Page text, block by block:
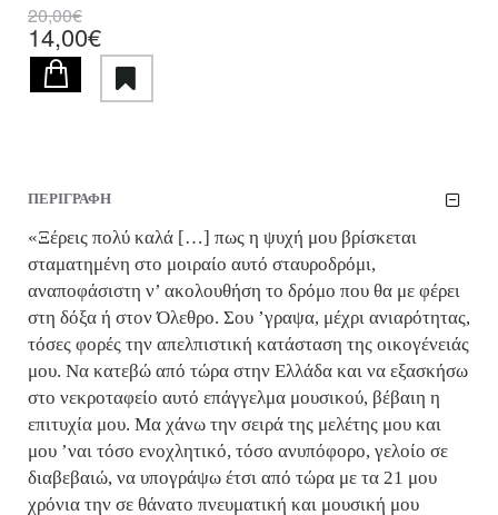
14,00€
20,00€
ΠΕΡΙΓΡΑΦΗ
«Ξέρεις πολύ καλά […] πως η ψυχή μου βρίσκεται
σταματημένη στο μοιραίο αυτό σταυροδρόμι,
αναποφάσιστη ν’ ακολουθήση το δρόμο που θα με φέρει
στη δόξα ή στον Όλεθρο. Σου ’γραψα, μέχρι ανιαρότητας,
τόσες φορές την απελπιστική κατάσταση της οικογένειάς
μου. Να κατεβώ από τώρα στην Ελλάδα και να εξασκήσω
στο νεκροταφείο αυτό επάγγελμα μουσικού, βέβαιη η
επιτυχία μου. Μα χάνω την σειρά της μελέτης μου και
μου ’ναι τόσο ενοχλητικό, τόσο ανυπόφορο, γελοίο σε
διαβεβαιώ, να υπογράψω έτσι από τώρα με τα 21 μου
χρόνια την σε θάνατο πνευματική και μουσική μου